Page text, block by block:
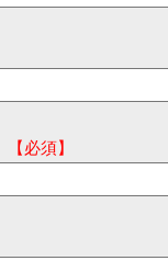
【必須】